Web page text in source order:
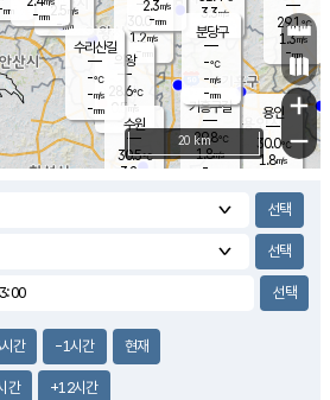
30.0℃
1.2m/s
- mm
용인
30.0℃
1.8m/s
29.1℃
1.3m/s
-mm
2.5m/s
의왕
28.6℃
0.5m/s
mm
2.5 m/s
-mm
mm -mm 3.3m/s
-mm
2.3m/s
-mm
기흥구갈
29.8℃
1.8m/s
-
수리산길
-℃
-m/s
-mm
분당구
-℃
-m/s
-mm
수원
30.5℃
3.2 m/s
+
−
20 km
간 -1시간 현재
간 +12시간